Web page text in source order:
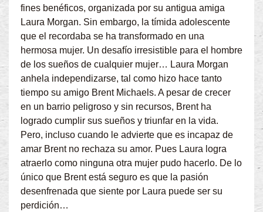
fines benéficos, organizada por su antigua amiga
Laura Morgan. Sin embargo, la tímida adolescente
que el recordaba se ha transformado en una
hermosa mujer. Un desafío irresistible para el hombre
de los sueños de cualquier mujer… Laura Morgan
anhela independizarse, tal como hizo hace tanto
tiempo su amigo Brent Michaels. A pesar de crecer
en un barrio peligroso y sin recursos, Brent ha
logrado cumplir sus sueños y triunfar en la vida.
Pero, incluso cuando le advierte que es incapaz de
amar Brent no rechaza su amor. Pues Laura logra
atraerlo como ninguna otra mujer pudo hacerlo. De lo
único que Brent está seguro es que la pasión
desenfrenada que siente por Laura puede ser su
perdición…